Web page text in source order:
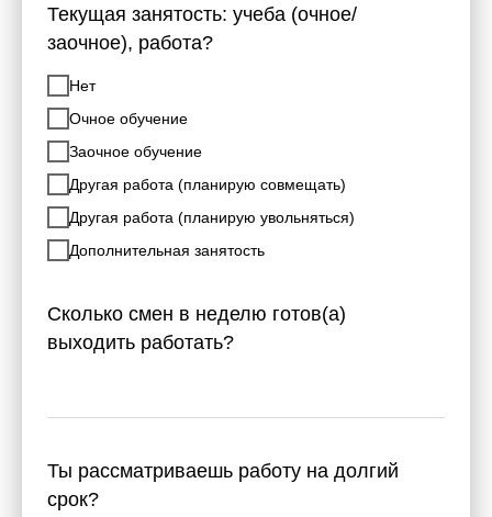
Текущая занятость: учеба (очное/
заочное), работа?
Нет
Очное обучение
Заочное обучение
Другая работа (планирую совмещать)
Другая работа (планирую увольняться)
Дополнительная занятость
Сколько смен в неделю готов(а)
выходить работать?
Ты рассматриваешь работу на долгий
срок?